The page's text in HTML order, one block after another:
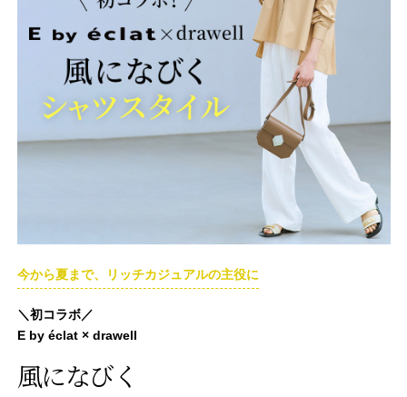
今から夏まで、リッチカジュアルの主役に
＼初コラボ／
E by éclat × drawell
風になびく